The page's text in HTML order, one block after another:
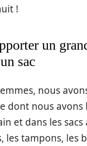
!
un
sac
nous
dont nous avons
et dans les sacs
les tampons, les